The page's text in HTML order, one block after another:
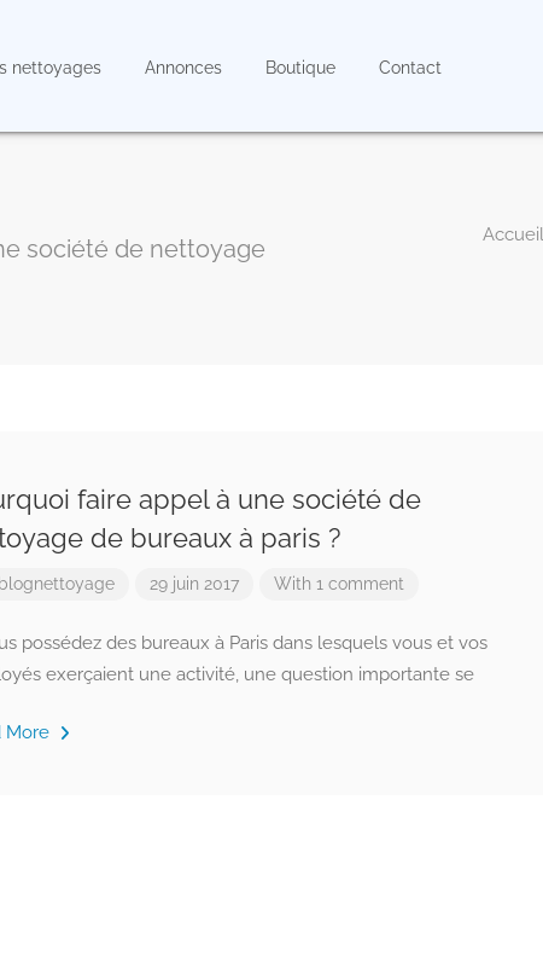
nettoyages Annonces Boutique Contact
société de nettoyage
faire appel à une société de
de bureaux à paris ?
blognettoyage 29 juin 2017 With 1 comment
possédez des bureaux à Paris dans lesquels vous et vos
exerçaient une activité, une question importante se
More